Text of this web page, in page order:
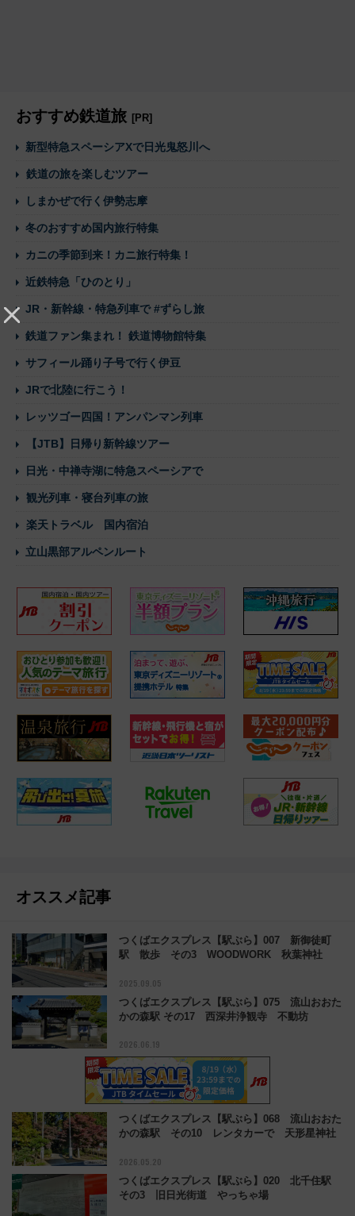
おすすめ鉄道旅 [PR]
新型特急スペーシアXで日光鬼怒川へ
鉄道の旅を楽しむツアー
しまかぜで行く伊勢志摩
冬のおすすめ国内旅行特集
カニの季節到来！カニ旅行特集！
近鉄特急「ひのとり」
JR・新幹線・特急列車で #ずらし旅
鉄道ファン集まれ！ 鉄道博物館特集
サフィール踊り子号で行く伊豆
JRで北陸に行こう！
レッツゴー四国！アンパンマン列車
【JTB】日帰り新幹線ツアー
日光・中禅寺湖に特急スペーシアで
観光列車・寝台列車の旅
楽天トラベル 国内宿泊
立山黒部アルペンルート
オススメ記事
つくばエクスプレス【駅ぶら】007 新御徒町
駅 散歩 その3 WOODWORK 秋葉神社
2025.09.05
つくばエクスプレス【駅ぶら】075 流山おおた
かの森駅 その17 西深井浄観寺 不動坊
2026.06.19
つくばエクスプレス【駅ぶら】068 流山おおた
かの森駅 その10 レンタカーで 天形星神社
2026.05.20
つくばエクスプレス【駅ぶら】020 北千住駅
その3 旧日光街道 やっちゃ場